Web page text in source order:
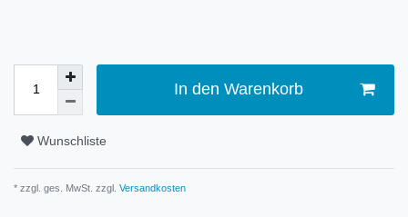
In den Warenkorb
Wunschliste
* zzgl. ges. MwSt. zzgl. Versandkosten